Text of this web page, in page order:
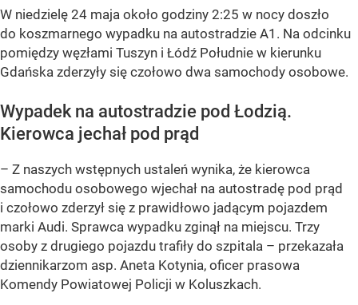
W niedzielę 24 maja około godziny 2:25 w nocy doszło
do koszmarnego wypadku na autostradzie A1. Na odcinku
pomiędzy węzłami Tuszyn i Łódź Południe w kierunku
Gdańska zderzyły się czołowo dwa samochody osobowe.
Wypadek na autostradzie pod Łodzią.
Kierowca jechał pod prąd
– Z naszych wstępnych ustaleń wynika, że kierowca
samochodu osobowego wjechał na autostradę pod prąd
i czołowo zderzył się z prawidłowo jadącym pojazdem
marki Audi. Sprawca wypadku zginął na miejscu. Trzy
osoby z drugiego pojazdu trafiły do szpitala – przekazała
dziennikarzom asp. Aneta Kotynia, oficer prasowa
Komendy Powiatowej Policji w Koluszkach.